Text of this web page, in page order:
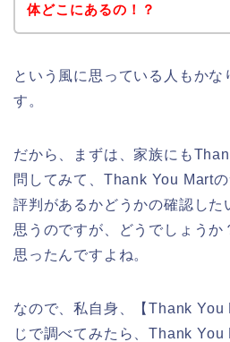
体どこにあるの！？
という風に思っている人もかな
す。
だから、まずは、家族にも
問してみて、Thank You Mart
評判があるかどうかの確認した
思うのですが、どうでしょうか
思ったんですよね。
なので、私自身、【Thank
じで調べてみたら、Thank You